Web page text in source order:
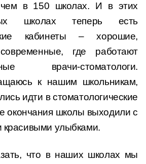
чем в 150 школах. И в этих
школах теперь есть
кабинеты – хорошие,
где работают
врачи-стоматологи.
к нашим школьникам,
идти в стоматологические
окончания школы выходили с
красивыми улыбками.
что в наших школах мы